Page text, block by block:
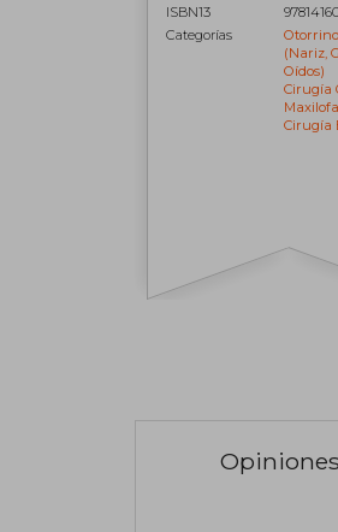
ISBN13
Categorías
(nariz,
Oídos)
Cirugía
Cirugía